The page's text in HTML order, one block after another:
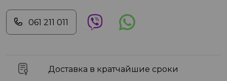
061 211 011
Доставка в кратчайшие сроки